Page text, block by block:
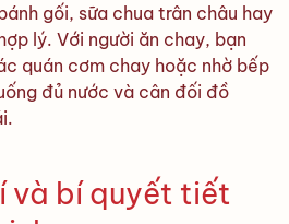
gối, sữa chua trân châu hay
lý. Với người ăn chay, bạn
quán cơm chay hoặc nhờ bếp
đủ nước và cân đối đồ
và bí quyết tiết